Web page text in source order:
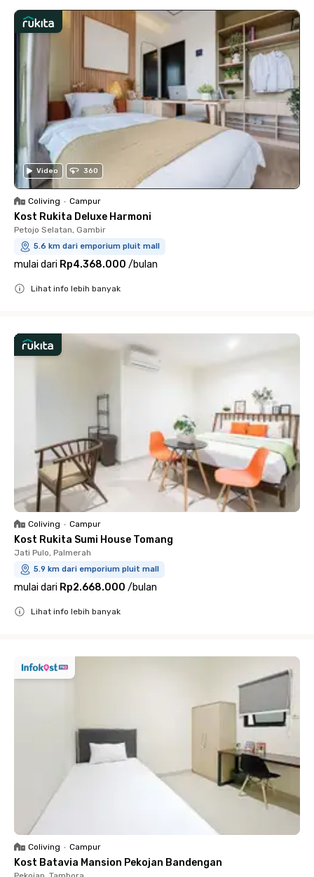
Video 360
Coliving • Campur
Kost Rukita Deluxe Harmoni
Petojo Selatan, Gambir
5.6 km dari emporium pluit mall
mulai dari Rp4.368.000 /bulan
Lihat info lebih banyak
Coliving • Campur
Kost Rukita Sumi House Tomang
Jati Pulo, Palmerah
5.9 km dari emporium pluit mall
mulai dari Rp2.668.000 /bulan
Lihat info lebih banyak
Coliving • Campur
Kost Batavia Mansion Pekojan Bandengan